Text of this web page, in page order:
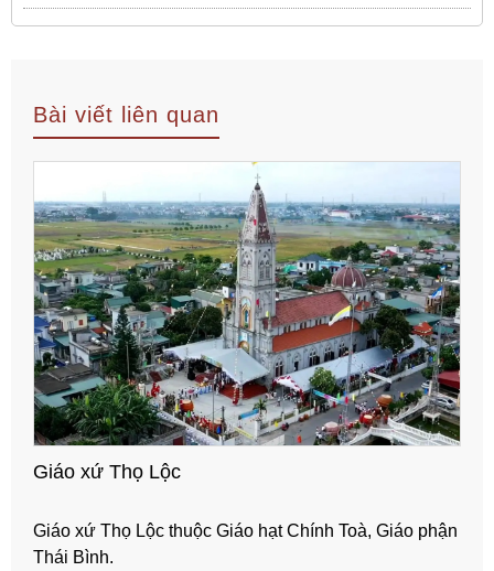
Bài viết liên quan
Giáo xứ Thọ Lộc
Giáo xứ Thọ Lộc thuộc Giáo hạt Chính Toà, Giáo phận
Thái Bình.